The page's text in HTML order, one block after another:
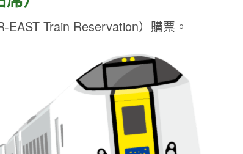
EAST Train Reservation） 購票。